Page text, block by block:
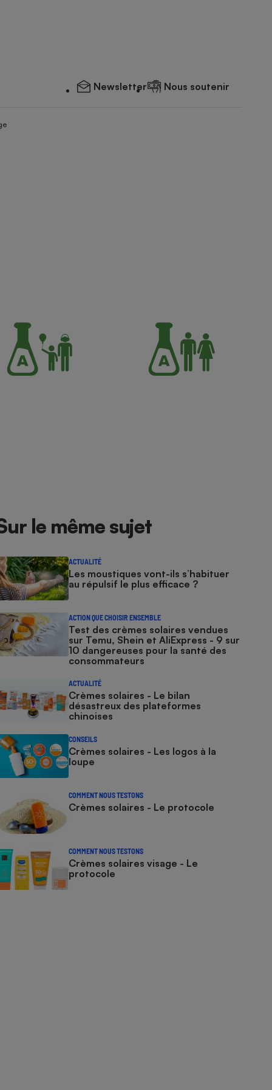
Newsletter Nous soutenir
le même sujet
ACTUALITÉ
Les moustiques vont-ils s’habituer
au répulsif le plus efficace ?
ACTION QUE CHOISIR ENSEMBLE
Test des crèmes solaires vendues
sur Temu, Shein et AliExpress - 9 sur
10 dangereuses pour la santé des
consommateurs
ACTUALITÉ
Crèmes solaires - Le bilan
désastreux des plateformes
chinoises
CONSEILS
Crèmes solaires - Les logos à la
loupe
COMMENT NOUS TESTONS
Crèmes solaires - Le protocole
COMMENT NOUS TESTONS
Crèmes solaires visage - Le
protocole